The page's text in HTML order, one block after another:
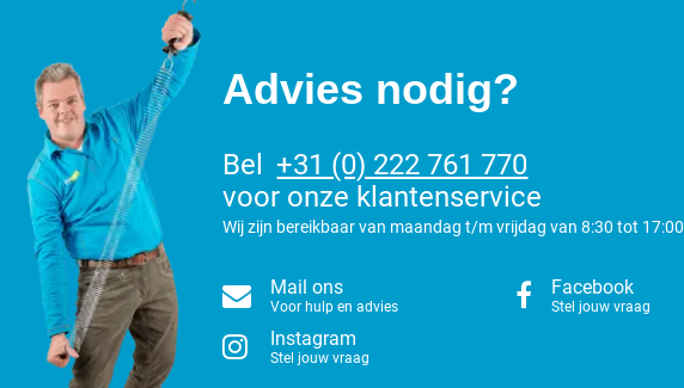
Advies nodig?
Bel
+31 (0) 222 761 770
voor onze klantenservice
Wij zijn bereikbaar van maandag t/m vrijdag van 8:30 tot 17:00
Mail ons
Voor hulp en advies
Facebook
Stel jouw vraag
Instagram
Stel jouw vraag